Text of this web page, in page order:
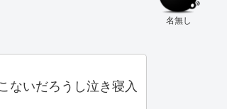
名無し
ないだろうし泣き寝入